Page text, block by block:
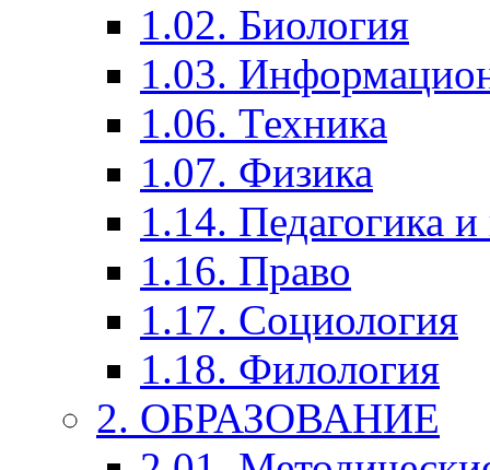
1.02. Биология
1.03.
1.06. Техника
1.07. Физика
1.14. Педагогика
1.16. Право
1.17. Социология
1.18. Филология
2. ОБРАЗОВАНИЕ